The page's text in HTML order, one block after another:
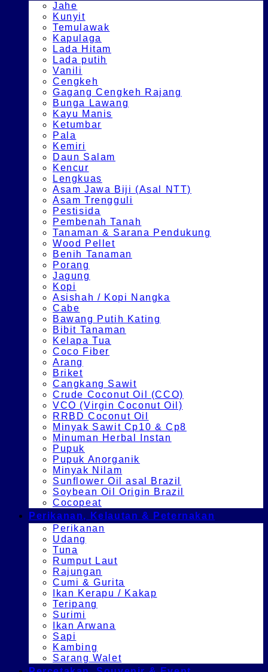
Jahe
Kunyit
Temulawak
Kapulaga
Lada Hitam
Lada putih
Vanili
Cengkeh
Gagang Cengkeh Rajang
Bunga Lawang
Kayu Manis
Ketumbar
Pala
Kemiri
Daun Salam
Kencur
Lengkuas
Asam Jawa Biji (Asal NTT)
Asam Trengguli
Pestisida
Pembenah Tanah
Tanaman & Sarana Pendukung
Wood Pellet
Benih Tanaman
Porang
Jagung
Kopi
Asishah / Kopi Nangka
Cabe
Bawang Putih Kating
Bibit Tanaman
Kelapa Tua
Coco Fiber
Arang
Briket
Cangkang Sawit
Crude Coconut Oil (CCO)
VCO (Virgin Coconut Oil)
RRBD Coconut Oil
Minyak Sawit Cp10 & Cp8
Minuman Herbal Instan
Pupuk
Pupuk Anorganik
Minyak Nilam
Sunflower Oil asal Brazil
Soybean Oil Origin Brazil
Cocopeat
Perikanan, Kelautan & Peternakan
Perikanan
Udang
Tuna
Rumput Laut
Rajungan
Cumi & Gurita
Ikan Kerapu / Kakap
Teripang
Surimi
Ikan Arwana
Sapi
Kambing
Sarang Walet